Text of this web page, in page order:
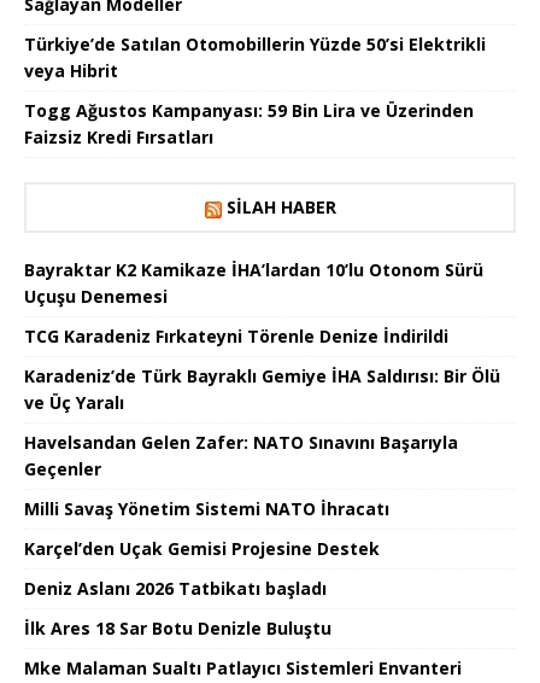
Sağlayan Modeller
Türkiye’de Satılan Otomobillerin Yüzde 50’si Elektrikli
veya Hibrit
Togg Ağustos Kampanyası: 59 Bin Lira ve Üzerinden
Faizsiz Kredi Fırsatları
SILAH HABER
Bayraktar K2 Kamikaze İHA’lardan 10’lu Otonom Sürü
Uçuşu Denemesi
TCG Karadeniz Fırkateyni Törenle Denize İndirildi
Karadeniz’de Türk Bayraklı Gemiye İHA Saldırısı: Bir Ölü
ve Üç Yaralı
Havelsandan Gelen Zafer: NATO Sınavını Başarıyla
Geçenler
Milli Savaş Yönetim Sistemi NATO İhracatı
Karçel’den Uçak Gemisi Projesine Destek
Deniz Aslanı 2026 Tatbikatı başladı
İlk Ares 18 Sar Botu Denizle Buluştu
Mke Malaman Sualtı Patlayıcı Sistemleri Envanteri